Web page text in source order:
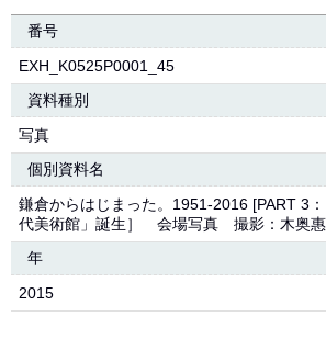
番号
EXH_K0525P0001_45
資料種別
写真
個別資料名
鎌倉からはじまった。1951-2016 [PART 3
代美術館」誕生］ 会場写真 撮影：木奥
年
2015